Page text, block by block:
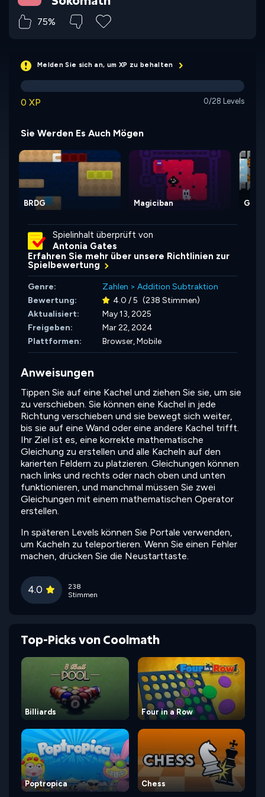
75%
Melden Sie sich an, um XP zu behalten
0 XP 0/28 Levels
Sie Werden Es Auch Mögen
BRDG Magiciban
Spielinhalt überprüft von
Antonia Gates
Erfahren Sie mehr über unsere Richtlinien zur
Spielbewertung
Genre: Zahlen > Addition Subtraktion
Bewertung:
4.0 / 5 (238 Stimmen)
Aktualisiert:
May 13, 2025
Freigeben:
Mar 22, 2024
Plattformen:
Browser, Mobile
Anweisungen
Tippen Sie auf eine Kachel und ziehen Sie sie, um sie
zu verschieben. Sie können eine Kachel in jede
Richtung verschieben und sie bewegt sich weiter,
bis sie auf eine Wand oder eine andere Kachel trifft.
Ihr Ziel ist es, eine korrekte mathematische
Gleichung zu erstellen und alle Kacheln auf den
karierten Feldern zu platzieren. Gleichungen können
nach links und rechts oder nach oben und unten
funktionieren, und manchmal müssen Sie zwei
Gleichungen mit einem mathematischen Operator
erstellen.
In späteren Levels können Sie Portale verwenden,
um Kacheln zu teleportieren. Wenn Sie einen Fehler
machen, drücken Sie die Neustarttaste.
4.0
238
Stimmen
Top-Picks von Coolmath
Billiards Four in a Row
Poptropica Chess